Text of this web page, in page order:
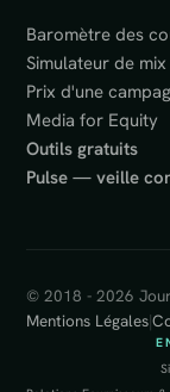
Baromètre des
Simulateur de
Prix d'une
Media for Equity
Outils gratuits
Pulse — veille
© 2018 - 2026 Jour
Mentions Légales|